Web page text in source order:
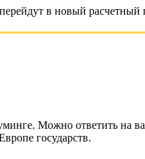
в новый расчетный
Можно ответить на
государств.